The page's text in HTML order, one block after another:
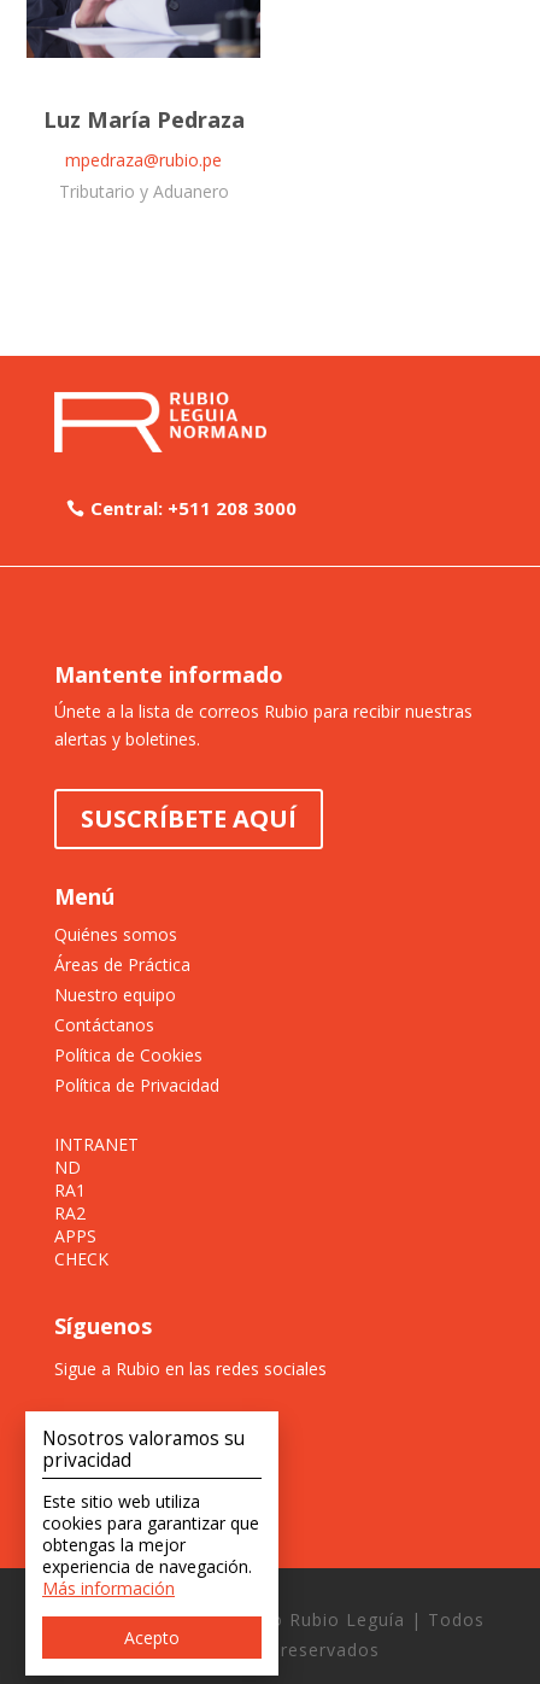
Luz María Pedraza
mpedraza@rubio.pe
Tributario y Aduanero
Central: +511 208 3000
Mantente informado
Únete a la lista de correos Rubio para recibir nuestras
alertas y boletines.
SUSCRÍBETE AQUÍ
Menú
Quiénes somos
Áreas de Práctica
Nuestro equipo
Contáctanos
Política de Cookies
Política de Privacidad
INTRANET
ND
RA1
RA2
APPS
CHECK
Síguenos
Sigue a Rubio en las redes sociales
Copyright © 2026 Estudio Rubio Leguía | Todos
los derechos reservados
Nosotros valoramos su
privacidad
Este sitio web utiliza
cookies para garantizar que
obtengas la mejor
experiencia de navegación.
Más información
Acepto